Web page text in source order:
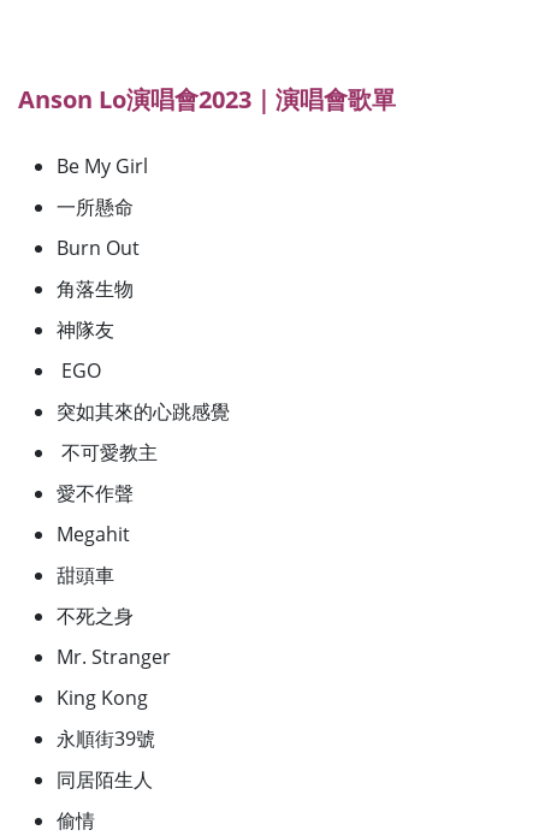
Anson Lo演唱會2023｜演唱會歌單
Be My Girl
一所懸命
Burn Out
角落生物
神隊友
EGO
突如其來的心跳感覺
不可愛教主
愛不作聲
Megahit
甜頭車
不死之身
Mr. Stranger
King Kong
永順街39號
同居陌生人
偷情